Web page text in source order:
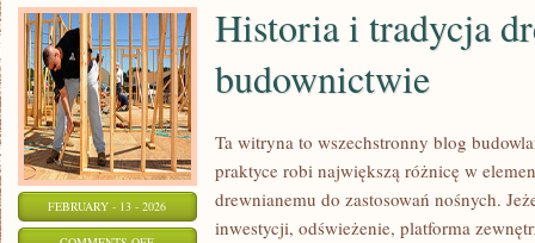
FEBRUARY - 13 - 2026
Historia i tradycja
budownictwie
Ta witryna to wszechstronny blog
praktyce robi największą różnicę w
drewnianemu do zastosowań nośnych.
inwestycji, odświeżenie, platforma